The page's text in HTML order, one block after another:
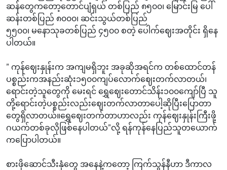
ဆန်တွေကတော့တောင်ပျံရှယ် တစ်ပြည် ၈၅၀၀၊ မြောင်းမြ ပေါ်
ဆန်းတစ်ပြည် ၈၀၀၀၊ ဆင်းသွယ်တစ်ပြည်
၅၅၀၀၊ မနောသုခတစ်ပြည် ၄၅၀၀ စတဲ့ ပေါက်ဈေးအတိုင်း ရှိနေ
ပါတယ်။
" ကုန်ဈေးနှုန်းက အကျမရှိဘူး အခုဆိုအရင်က တစ်ထောင်တန်
ပစ္စည်းကအနည်းဆုံး၁၅၀၀ကျပ်လောက်ဈေးတက်လာတယ်၊
ရောင်းတဲ့သူတွေကို မေးရင် ရွှေဈေးတောင်သိန်း၁၀၀ကျော်ပြီ သူ
တို့ရောင်းတဲ့ပစ္စည်းလည်းဈေးတက်လာတာပေါ့ဆိုပြီးပြောတာ
တွေရှိလာတယ်။ရွှေဈေးတက်တာဟာလည်း ကုန်ဈေးနှုန်းကြီးဖို့
ဂယက်တစ်ခုလိုဖြစ်နေပါတယ်"လို့ ရန်ကုန်နေပြည်သူတယောက်
ကပြောပါတယ်။
စားဖိုဆောင်သီးနှံတွေ အနေနဲ့ကတော့ ကြက်သွန်နီဟာ ဒီကာလ